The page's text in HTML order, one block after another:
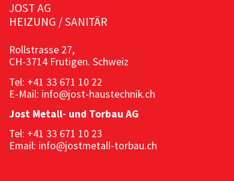
JOST AG
HEIZUNG / SANITÄR
Rollstrasse 27,
CH-3714 Frutigen. Schweiz
Tel: +41 33 671 10 22
E-Mail: info@jost-haustechnik.ch
Jost Metall- und Torbau AG
Tel: +41 33 671 10 23
Email: info@jostmetall-torbau.ch